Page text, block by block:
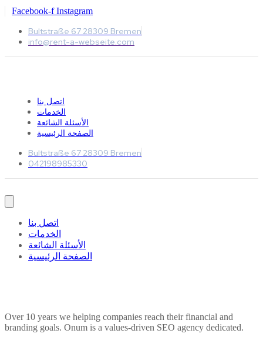
Facebook-f Instagram
Bultstraße 67 28309 Bremen
info@rent-a-webseite.com
اتصل بنا
الخدمات
الأسئلة الشائعة
الصفحة الرئيسية
Bultstraße 67 28309 Bremen
042198985330
اتصل بنا
الخدمات
الأسئلة الشائعة
الصفحة الرئيسية
Over 10 years we helping companies reach their financial and
branding goals. Onum is a values-driven SEO agency dedicated.